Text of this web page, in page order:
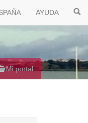
AYUDA
Mi portal